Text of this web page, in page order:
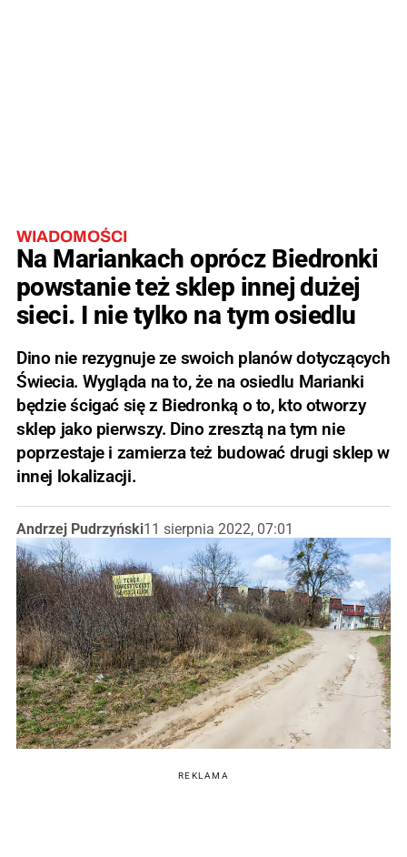
WIADOMOŚCI
Na Mariankach oprócz Biedronki
powstanie też sklep innej dużej
sieci. I nie tylko na tym osiedlu
Dino nie rezygnuje ze swoich planów dotyczących
Świecia. Wygląda na to, że na osiedlu Marianki
będzie ścigać się z Biedronką o to, kto otworzy
sklep jako pierwszy. Dino zresztą na tym nie
poprzestaje i zamierza też budować drugi sklep w
innej lokalizacji.
Andrzej Pudrzyński11 sierpnia 2022, 07:01
REKLAMA